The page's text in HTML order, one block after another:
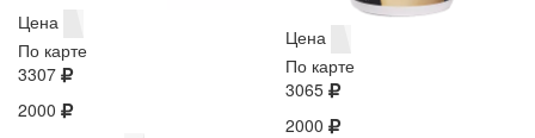
Цена
По карте
3307
2000
Цена
По карте
3065
2000